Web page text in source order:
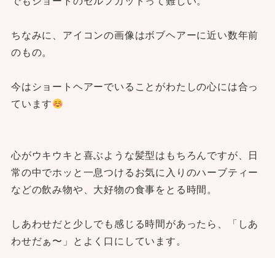
ちなみに、アイコンの画像はボブヘアーに近い数年前
のもの。
今はショートヘアーでいることがわたしの心には合っ
ています
心がウキウキと喜ぶような髪型はもちろんですが、日
常の中でホッと一息つけるお気に入りのハーブティー
などの飲み物や、大好物の食事をとる時間。
しあわせだと少しでも感じる時間があったら、「しあ
わせだぁ〜」とよく口にしています。